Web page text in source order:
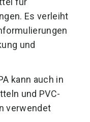
Es verleiht
und
kann auch in
und PVC-
verwendet